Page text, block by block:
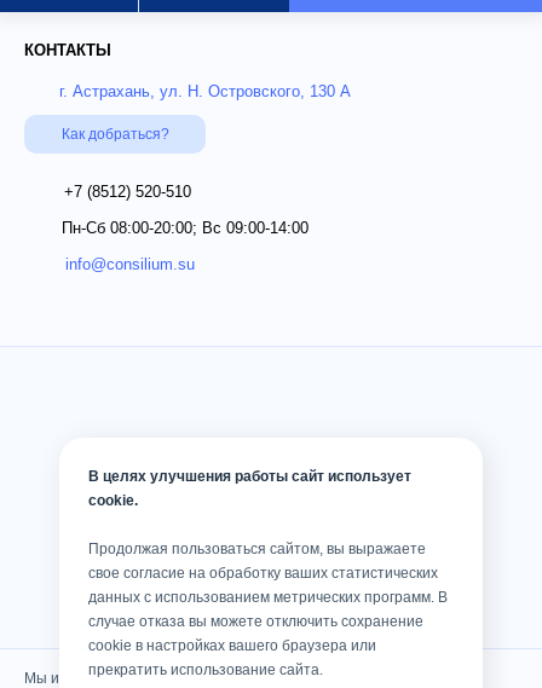
КОНТАКТЫ
г. Астрахань, ул. Н. Островского, 130 А
Как добраться?
+7 (8512) 520-510
Пн-Сб 08:00-20:00; Вс 09:00-14:00
info@consilium.su
Мы используем cookies
В целях улучшения работы сайт использует
cookie.
Продолжая пользоваться сайтом, вы выражаете
свое согласие на обработку ваших статистических
данных с использованием метрических программ. В
случае отказа вы можете отключить сохранение
cookie в настройках вашего браузера или
прекратить использование сайта.